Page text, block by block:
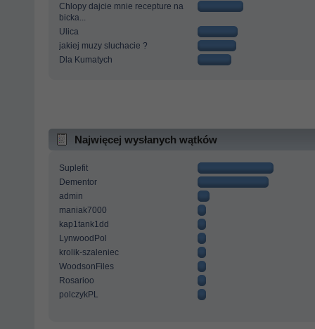
Chlopy dajcie mnie recepture na
bicka...
Ulica
jakiej muzy sluchacie ?
Dla Kumatych
Najwięcej wysłanych wątków
Suplefit
Dementor
admin
maniak7000
kap1tank1dd
LynwoodPol
krolik-szaleniec
WoodsonFiles
Rosarioo
polczykPL